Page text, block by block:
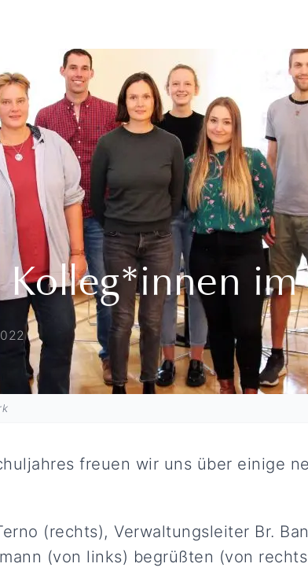
im
freuen wir uns über einige
(rechts), Verwaltungsleiter Br.
(von links) begrüßten (von